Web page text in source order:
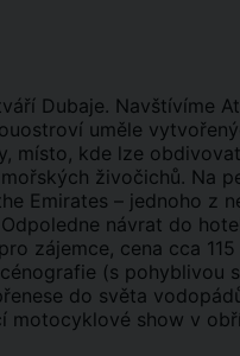
Dubaje. Navštívíme
uměle
místo, kde lze
živočichů. Na
Emirates – jednoho z
návrat do
zájemce, cena cca
(s pohyblivou
do světa
motocyklové show v